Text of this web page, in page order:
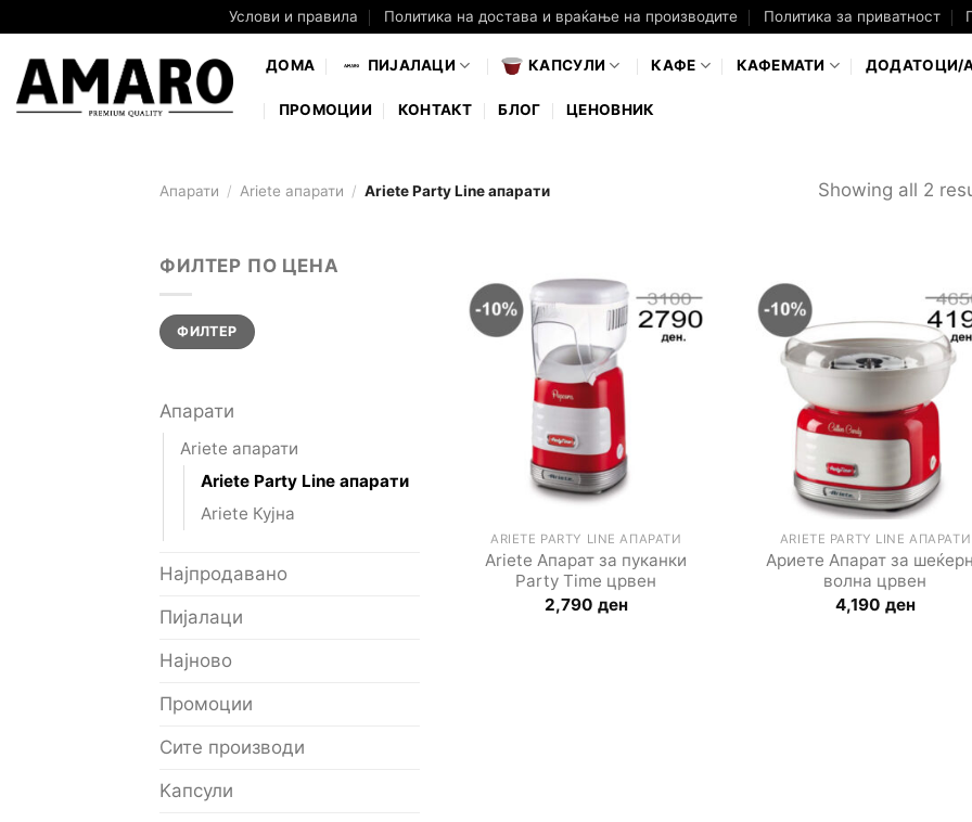
content
Услови и правила Политика на достава и враќање на производите Политика за приватност
ДОМА ПИЈАЛAЦИ КАПСУЛИ КАФЕ КАФЕМАТИ ДОДАТОЦИ/
ПРОМОЦИИ КОНТАКТ БЛОГ ЦЕНОВНИК
Апарати / Ariete апарати / Ariete Party Line апарати Showing all 2
ФИЛТЕР ПО ЦЕНА
Мин.
цена
Макс.
ценаФИЛТЕР
Апарати
Ariete апарати
Ariete Party Line апарати
Ariete Кујна
Најпродавано
Пијалаци
Најново
Промоции
Сите производи
Kапсули
ARIETE PARTY LINE АПАРАТИ
Ariete Апарат за пуканки
Party Time црвен
2,790 ден
ARIETE PARTY LINE АПАРАТИ
Ариете Апарат за
волна црвен
4,190 ден